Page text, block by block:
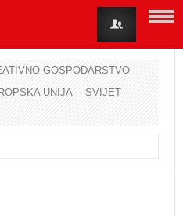
GOSPODARSTVO
UNIJA
SVIJET